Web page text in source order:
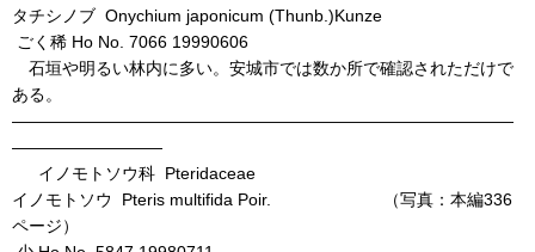
タチシノブ Onychium japonicum (Thunb.)Kunze
ごく稀 Ho No. 7066 19990606
石垣や明るい林内に多い。安城市では数か所で確認されただけで
ある。
――――――――――――――――――――――――――――――
―――――――――
イノモトソウ科 Pteridaceae
イノモトソウ Pteris multifida Poir. （写真：本編336
ページ）